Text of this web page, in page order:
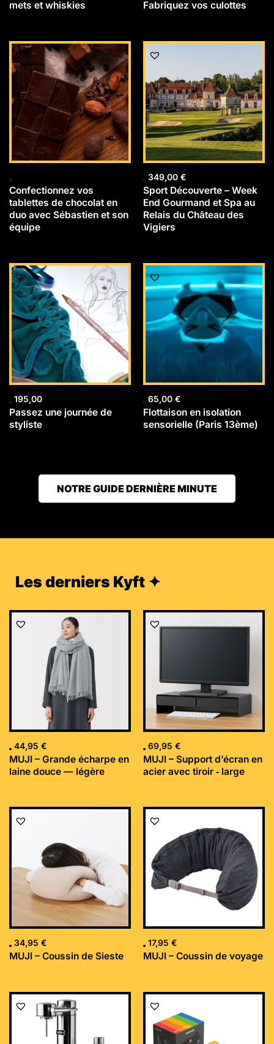
mets et whiskies Fabriquez vos culottes
Confectionnez vos
tablettes de chocolat en
duo avec Sébastien et son
équipe
349,00 €
Sport Découverte – Week
End Gourmand et Spa au
Relais du Château des
Vigiers
195,00
Passez une journée de
styliste
65,00 €
Flottaison en isolation
sensorielle (Paris 13ème)
NOTRE GUIDE DERNIÈRE MINUTE
Les derniers Kyft ✦
44,95 €
MUJI – Grande écharpe en
laine douce — légère
69,95 €
MUJI – Support d’écran en
acier avec tiroir ‐ large
34,95 €
MUJI – Coussin de Sieste
17,95 €
MUJI – Coussin de voyage
Le
initial
était :
169,99 €.
Le